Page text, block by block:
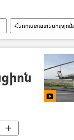
Հեռուստատեսություն